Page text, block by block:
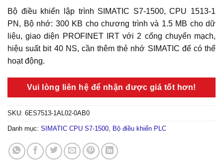
Bộ điều khiển lập trình SIMATIC S7-1500, CPU 1513-1
PN, Bộ nhớ: 300 KB cho chương trình và 1.5 MB cho dữ
liệu, giao diện PROFINET IRT với 2 cổng chuyển mạch,
hiệu suất bit 40 NS, cần thêm thẻ nhớ SIMATIC để có thể
hoạt động.
Vui lòng liên hệ để nhận được giá tốt hơn!
SKU: 6ES7513-1AL02-0AB0
Danh mục: SIMATIC CPU S7-1500 Bộ điều khiển PLC